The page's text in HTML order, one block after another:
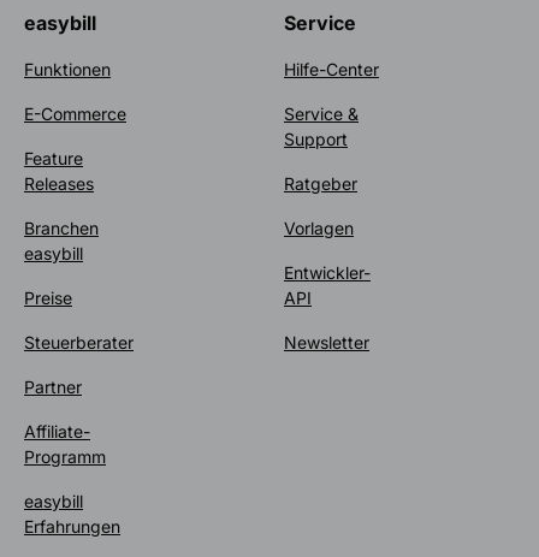
easybill
Funktionen
E-Commerce
Feature
Releases
Branchen
easybill
Preise
Steuerberater
Partner
Affiliate-
Programm
easybill
Erfahrungen
Service
Hilfe-Center
Service &
Support
Ratgeber
Vorlagen
Entwickler-
API
Newsletter